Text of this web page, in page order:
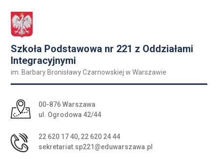
Szkoła Podstawowa nr 221 z Oddziałami
Integracyjnymi
im. Barbary Bronisławy Czarnowskiej w Warszawie
Adres pocztowy:
00-876 Warszawa
ul. Ogrodowa 42/44
22 620 17 40, 22 620 24 44
sekretariat.sp221@eduwarszawa.pl